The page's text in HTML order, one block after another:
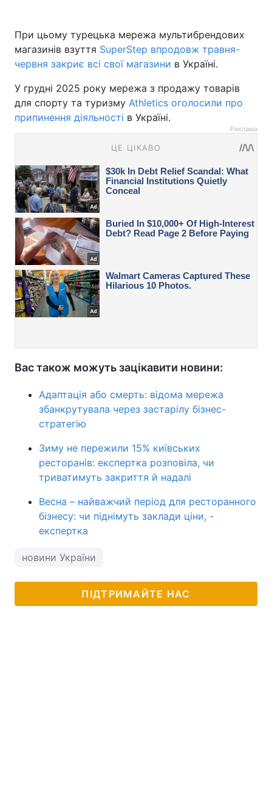
При цьому турецька мережа мультибрендових
магазинів взуття SuperStep впродовж травня-
червня закриє всі свої магазини в Україні.
У грудні 2025 року мережа з продажу товарів
для спорту та туризму Athletics оголосили про
припинення діяльності в Україні.
Реклама
Вас також можуть зацікавити новини:
Адаптація або смерть: відома мережа
збанкрутувала через застарілу бізнес-
стратегію
Зиму не пережили 15% київських
ресторанів: експертка розповіла, чи
триватимуть закриття й надалі
Весна – найважчий період для ресторанного
бізнесу: чи піднімуть заклади ціни, -
експертка
новини України
ПІДТРИМАЙТЕ НАС